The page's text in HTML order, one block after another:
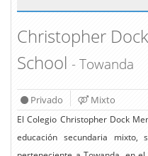
Christopher
School - Towanda
Privado Mixto
El Colegio Christopher Dock
educación secundaria mixto,